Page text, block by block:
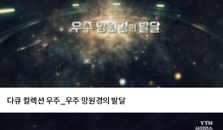
다큐 컬렉션 우주_우주 망원경의 발달